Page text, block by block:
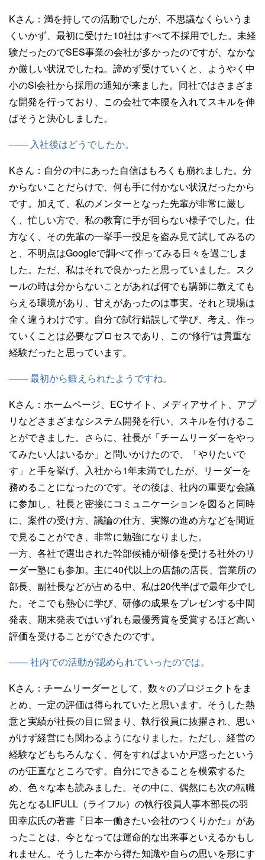
Kさん： 満を持しての活動でしたが、不思議なくらいうま
くいかず、最初に受けた10社はすべて不採用でした。未経
験だったのでSES事業の会社が多かったのですが、なかな
か厳しい状況でしたね。諦めず受けていくと、ようやく中
小のSI会社から採用の通知が来ました。同社ではさまざま
な開発を行っており、この会社で本腰を入れてスキルを伸
ばそうと決心しました。
—— 入社後はどうでしたか。
Kさん： 自分の中にあった自信はもろくも崩れました。分
からないことだらけで、何も手に付かない状況だったから
です。加えて、私のメンターとなった先輩が非常に厳し
く、忙しい方で、私の教育に手が回らない様子でした。仕
方なく、その先輩の一挙手一投足を盗み見て試してみるの
と、不明点はGoogleで調べて作ってみる日々を過ごしま
した。ただ、私はそれで良かったと思っていました。スク
ールの時は分からないことがあれば何でも講師に教えても
らえる環境があり、甘えがあったのは事実。それと現場は
全く違うわけです。自分で試行錯誤して学び、考え、作っ
ていくことは必要なプロセスであり、この“修行”は貴重な
経験だったと思っています。
—— 最初から鍛えられたようですね。
Kさん： ホームページ、ECサイト、メディアサイト、アプ
リなどさまざまなシステム開発を行い、スキルを付けるこ
とができました。さらに、社長が「チームリーダーをやっ
てみたい人はいるか」と問いかけたので、「やりたいで
す」と手を挙げ、入社から1年未満でしたが、リーダーを
務めることになったのです。その後は、社内の重要な会議
に参加し、社長と密接にコミュニケーションを図ると同時
に、案件の受け方、議論の仕方、実際の進め方などを間近
で見ることができ、非常に勉強になりました。
一方、各社で選出された幹部候補が研修を受ける社外のリ
ーダー塾にも参加。主に40代以上の店舗の店長、営業所の
部長、副社長などが占める中、私は20代半ばで最年少でし
た。そこでも熱心に学び、研修の成果をプレゼンする中間
発表、期末発表ではいずれも最優秀賞を受賞するほど高い
評価を受けることができたのです。
—— 社内での活動が認められていったのでは。
Kさん： チームリーダーとして、数々のプロジェクトをま
とめ、一定の評価は得られていたと思います。そうした熱
意と実績が社長の目に留まり、執行役員に抜擢され、思い
がけず経営にも関わるようになりました。ただし、経営の
経験などもちろんなく、何をすればよいか戸惑ったという
のが正直なところです。自分にできることを模索するた
め、色々な本も読みました。その中に、偶然にも次の転職
先となるLIFULL（ライフル）の執行役員人事本部長の羽
田幸広氏の著書『日本一働きたい会社のつくりかた』があ
ったことは、今となっては運命的な出来事といえるかもし
れません。そうした本から得た知識や自らの思いを形にす